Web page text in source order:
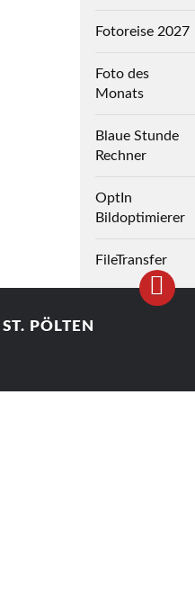
Fotoreise 2027
Foto des
Monats
Blaue Stunde
Rechner
OptIn
Bildoptimierer
FileTransfer
PÖLTEN